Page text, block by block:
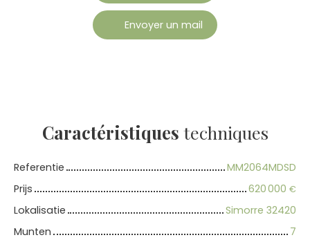
Envoyer un mail
Caractéristiques techniques
Referentie
MM2064MDSD
Prijs
620 000 €
Lokalisatie
Simorre 32420
Munten
7